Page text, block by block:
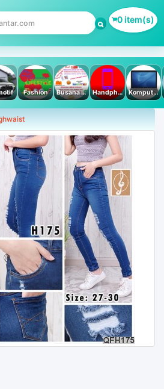
0 item(s)
Fashion Busana Muslim Handphone & Tablet Komputer PC & Laptop